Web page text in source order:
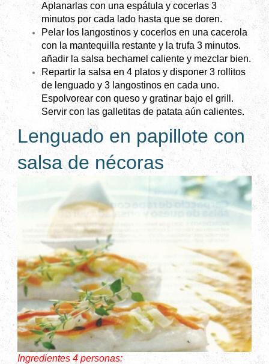
Aplanarlas con una espátula y cocerlas 3
minutos por cada lado hasta que se doren.
Pelar los langostinos y cocerlos en una cacerola
con la mantequilla restante y la trufa 3 minutos.
añadir la salsa bechamel caliente y mezclar bien.
Repartir la salsa en 4 platos y disponer 3 rollitos
de lenguado y 3 langostinos en cada uno.
Espolvorear con queso y gratinar bajo el grill.
Servir con las galletitas de patata aún calientes.
Lenguado en papillote con
salsa de nécoras
Ingredientes 4 personas: